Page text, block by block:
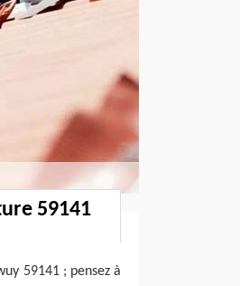
59141
59141 ; pensez à